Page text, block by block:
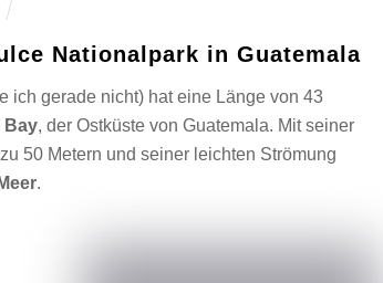
Nationalpark in Guatemala
ich gerade nicht) hat eine Länge von 43
Bay, der Ostküste von Guatemala. Mit seiner
50 Metern und seiner leichten Strömung
.